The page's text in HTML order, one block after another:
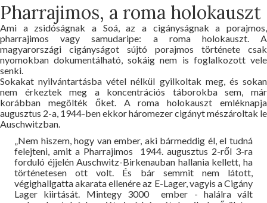
Pharrajimos, a roma holokauszt
Ami a zsidóságnak a Soá, az a cigányságnak a porajmos,
pharrajimos vagy samudaripe: a roma holokauszt. A
magyarországi cigányságot sújtó porajmos története csak
nyomokban dokumentálható, sokáig nem is foglalkozott vele
senki.
Sokakat nyilvántartásba vétel nélkül gyilkoltak meg, és sokan
nem érkeztek meg a koncentrációs táborokba sem, már
korábban megölték őket. A roma holokauszt emléknapja
augusztus 2-a, 1944-ben ekkor háromezer cigányt mészároltak le
Auschwitzban.
„Nem hiszem, hogy van ember, aki bármeddig él, el tudná
felejteni, amit a Pharrajimos 1944. augusztus 2-ről 3-ra
forduló éjjelén Auschwitz-Birkenauban hallania kellett, ha
történetesen ott volt. És bár semmit nem látott,
végighallgatta akarata ellenére az E-Lager, vagyis a Cigány
Lager kiirtását. Mintegy 3000 ember - halálra vált